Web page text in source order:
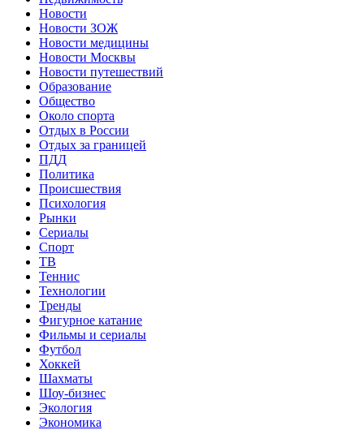
Новости
Новости ЗОЖ
Новости медицины
Новости Москвы
Новости путешествий
Образование
Общество
Около спорта
Отдых в России
Отдых за границей
ПДД
Политика
Происшествия
Психология
Рынки
Сериалы
Спорт
ТВ
Теннис
Технологии
Тренды
Фигурное катание
Фильмы и сериалы
Футбол
Хоккей
Шахматы
Шоу-бизнес
Экология
Экономика